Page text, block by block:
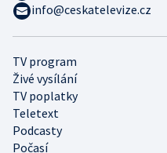
TV program
Živé vysílání
TV poplatky
Teletext
Podcasty
Počasí
info@ceskatelevize.cz